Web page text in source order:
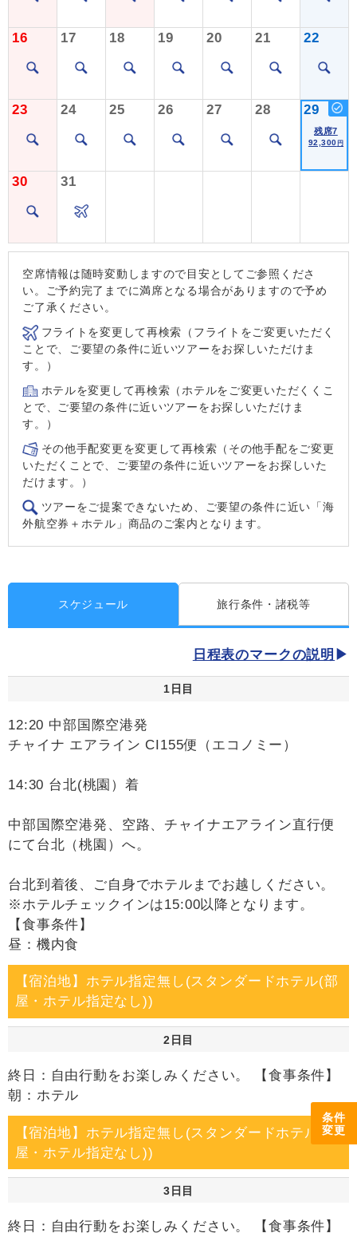
条件
変更
16 17 18 19 20 21 22
23 24 25 26 27 28 29
残席7
92,300 円
30 31
空席情報は随時変動しますので目安としてご参照くださ
い。ご予約完了までに満席となる場合がありますので予め
ご了承ください。
フライトを変更して再検索（フライトをご変更いただく
ことで、ご要望の条件に近いツアーをお探しいただけま
す。）
ホテルを変更して再検索（ホテルをご変更いただくくこ
とで、ご要望の条件に近いツアーをお探しいただけま
す。）
その他手配変更を変更して再検索（その他手配をご変更
いただくことで、ご要望の条件に近いツアーをお探しいた
だけます。）
ツアーをご提案できないため、ご要望の条件に近い「海
外航空券＋ホテル」商品のご案内となります。
スケジュール 旅行条件・諸税等
日程表のマークの説明
1日目
12:20 中部国際空港発
チャイナ エアライン CI155便（エコノミー）
14:30 台北(桃園）着
中部国際空港発、空路、チャイナエアライン直行便
にて台北（桃園）へ。
台北到着後、ご自身でホテルまでお越しください。
※ホテルチェックインは15:00以降となります。
【食事条件】
昼：機内食
【宿泊地】ホテル指定無し(スタンダードホテル(部
屋・ホテル指定なし))
2日目
終日：自由行動をお楽しみください。 【食事条件】
朝：ホテル
【宿泊地】ホテル指定無し(スタンダードホテル(部
屋・ホテル指定なし))
3日目
終日：自由行動をお楽しみください。 【食事条件】